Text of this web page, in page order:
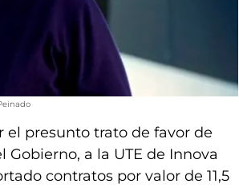
el presunto trato de favor de
a la UTE de Innova
contratos por valor de 11,5